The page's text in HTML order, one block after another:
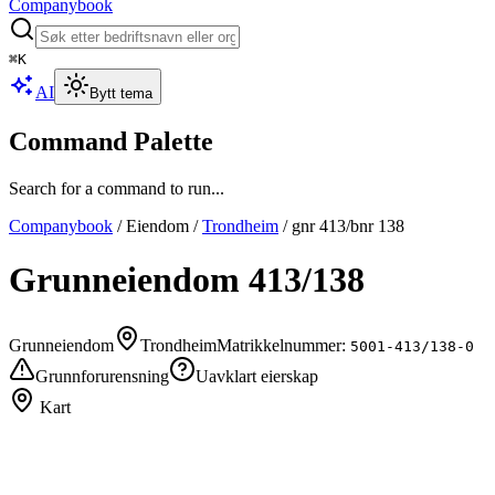
Companybook
⌘K
AI Bytt tema
Command Palette
Search for a command to run...
Companybook /Eiendom /Trondheim / gnr413/bnr 138
Grunneiendom 413/138
Grunneiendom TrondheimMatrikkelnummer: 5001-413/138-0
Grunnforurensning
Uavklart eierskap
Kart